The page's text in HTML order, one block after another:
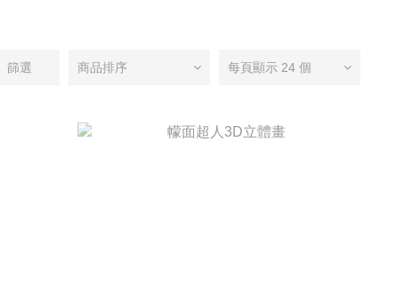
篩選 商品排序 每頁顯示 24 個